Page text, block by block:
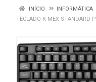
INÍCIO INFORMÁTICA
TECLADO K-MEX STANDARD